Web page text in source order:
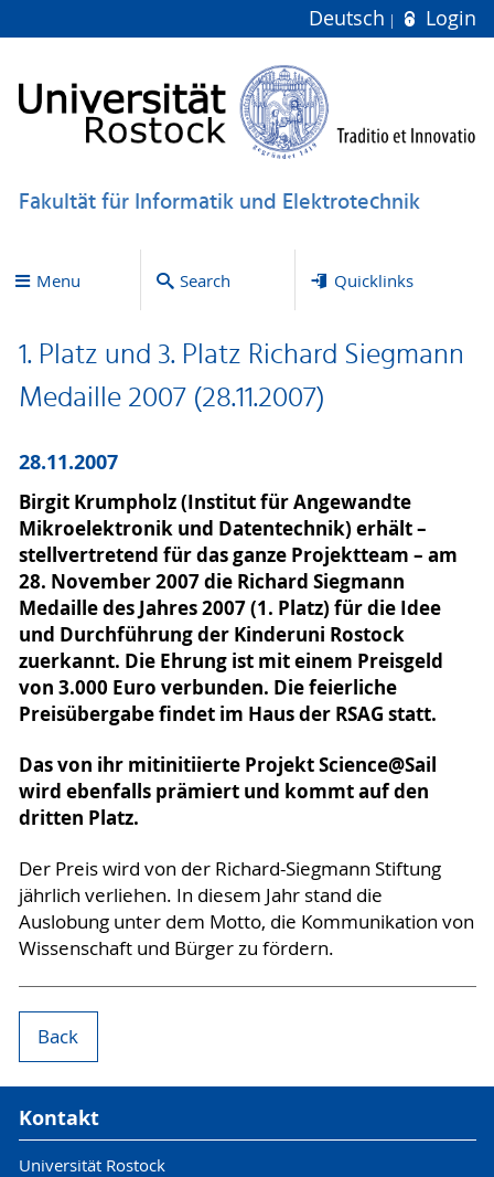
Deutsch Login
Fakultät für Informatik und Elektrotechnik
Menu Search Quicklinks
1. Platz und 3. Platz Richard Siegmann
Medaille 2007 (28.11.2007)
28.11.2007
Birgit Krumpholz (Institut für Angewandte
Mikroelektronik und Datentechnik) erhält –
stellvertretend für das ganze Projektteam – am
28. November 2007 die Richard Siegmann
Medaille des Jahres 2007 (1. Platz) für die Idee
und Durchführung der Kinderuni Rostock
zuerkannt. Die Ehrung ist mit einem Preisgeld
von 3.000 Euro verbunden. Die feierliche
Preisübergabe findet im Haus der RSAG statt.
Das von ihr mitinitiierte Projekt Science@Sail
wird ebenfalls prämiert und kommt auf den
dritten Platz.
Der Preis wird von der Richard-Siegmann Stiftung
jährlich verliehen. In diesem Jahr stand die
Auslobung unter dem Motto, die Kommunikation von
Wissenschaft und Bürger zu fördern.
Back
Kontakt
Universität Rostock